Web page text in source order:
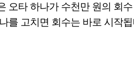
오타 하나가 수천만 원의 회
를 고치면 회수는 바로 시작